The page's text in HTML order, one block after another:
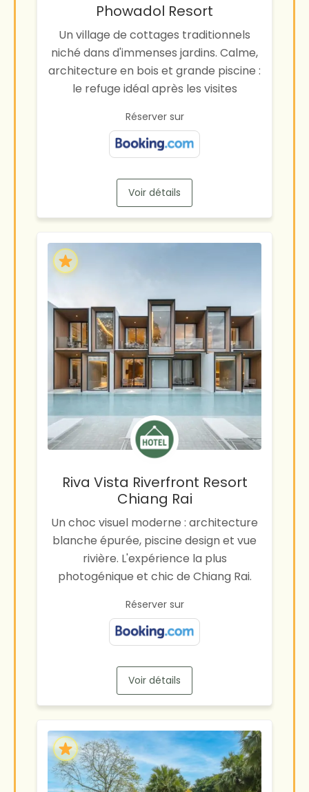
Phowadol Resort
Un village de cottages traditionnels
niché dans d'immenses jardins. Calme,
architecture en bois et grande piscine :
le refuge idéal après les visites
Réserver sur
Voir détails
Riva Vista Riverfront Resort
Chiang Rai
Un choc visuel moderne : architecture
blanche épurée, piscine design et vue
rivière. L'expérience la plus
photogénique et chic de Chiang Rai.
Réserver sur
Voir détails